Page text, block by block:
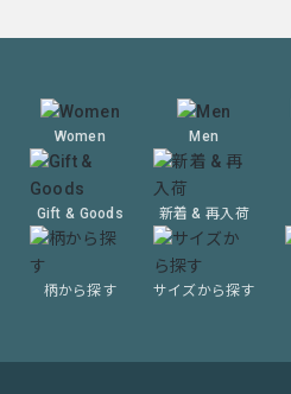
Women Men
Gift & Goods 新着 & 再入荷
柄から探す サイズから探す